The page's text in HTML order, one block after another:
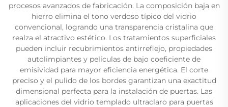
procesos avanzados de fabricación. La composición baja en
hierro elimina el tono verdoso típico del vidrio
convencional, logrando una transparencia cristalina que
realza el atractivo estético. Los tratamientos superficiales
pueden incluir recubrimientos antirreflejo, propiedades
autolimpiantes y películas de bajo coeficiente de
emisividad para mayor eficiencia energética. El corte
preciso y el pulido de los bordes garantizan una exactitud
dimensional perfecta para la instalación de puertas. Las
aplicaciones del vidrio templado ultraclaro para puertas